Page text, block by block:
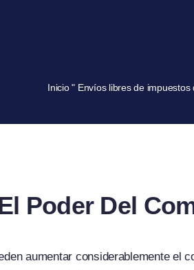
Inicio" Envíos libres de
Poder Del
aumentar considerablemente